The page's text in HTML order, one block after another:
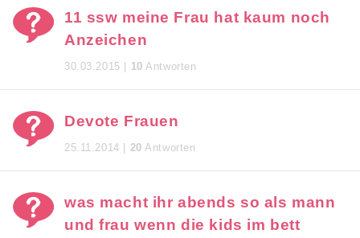
11 ssw meine Frau hat kaum noch
Anzeichen
30.03.2015 | 10 Antworten
Devote Frauen
25.11.2014 | 20 Antworten
was macht ihr abends so als mann
und frau wenn die kids im bett